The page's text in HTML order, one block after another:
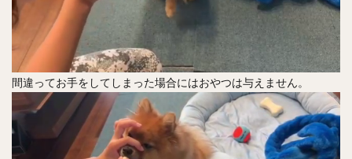
間違ってお手をしてしまった場合にはおやつは与えません。